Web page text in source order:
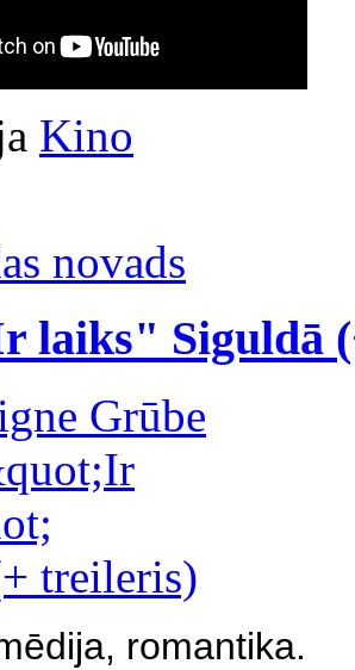
Kino
novads
laiks" Siguldā
Grūbe
romantika.